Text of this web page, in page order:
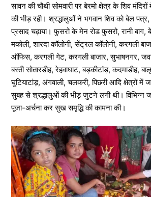
सावन की चौथी सोमवारी पर बेरमो क्षेत्र के शिव
की भीड़ रही। श्रद्धालुओं ने भगवान शिव को बेल
प्रसाद चढ़ाया। फुसरो के मेन रोड फुसरो, रानी बाग,
मकोली, शारदा कॉलोनी, सेंट्रल कॉलोनी, करगली
ऑफिस, करगली गेट, करगली बाजार, सुभाषनगर,
बस्ती सोतारडीह, रेहवाघाट, बड़कीटांड़, कदमाडीह,
घुटियाटांड़, अंगवाली, चलकरी, पिछरी आदि क्षेत्रों
सुबह से श्रद्धालुओं की भीड़ जुटने लगी थी। विभिन्न
पूजा-अर्चना कर सुख समृद्धि की कामना की।